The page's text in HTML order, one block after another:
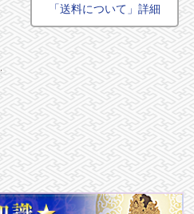
「送料について」詳細